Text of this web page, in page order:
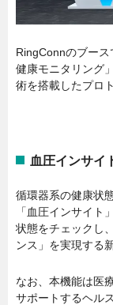
RingConnのブー
健康モニタリング
術を搭載したプロ
血圧インサイ
循環器系の健康状
「血圧インサイト
状態をチェックし
ンス」を実現する
なお、本機能は医
サポートするヘル